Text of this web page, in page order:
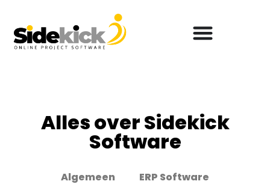
Alles over Sidekick
Software
Algemeen
ERP Software